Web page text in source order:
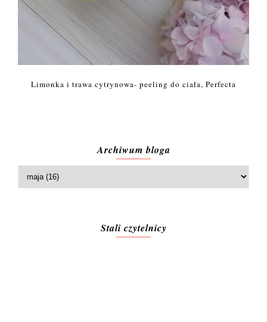
Limonka i trawa cytrynowa- peeling do ciała, Perfecta
Archiwum bloga
Stali czytelnicy